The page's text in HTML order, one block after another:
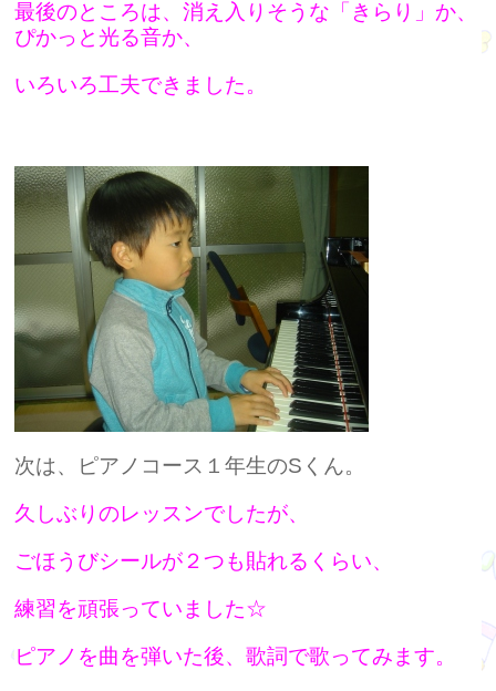
最後のところは、消え入りそうな「きらり」か、
ぴかっと光る音か、
いろいろ工夫できました。
次は、ピアノコース１年生のSくん。
久しぶりのレッスンでしたが、
ごほうびシールが２つも貼れるくらい、
練習を頑張っていました☆
ピアノを曲を弾いた後、歌詞で歌ってみます。